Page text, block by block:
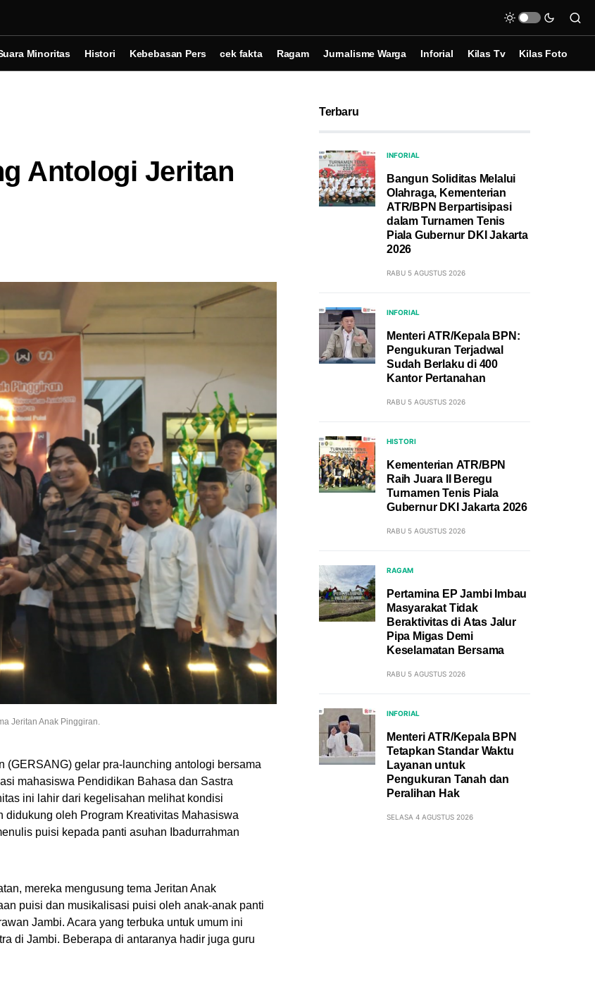
Minoritas Histori Kebebasan Pers cek fakta Ragam Jurnalisme Warga Inforial Kilas Tv Kilas Foto
Antologi Jeritan
Jeritan Anak Pinggiran.
(GERSANG) gelar pra-launching antologi bersama
mahasiswa Pendidikan Bahasa dan Sastra
ini lahir dari kegelisahan melihat kondisi
didukung oleh Program Kreativitas Mahasiswa
puisi kepada panti asuhan Ibadurrahman
mereka mengusung tema Jeritan Anak
puisi dan musikalisasi puisi oleh anak-anak panti
Jambi. Acara yang terbuka untuk umum ini
di Jambi. Beberapa di antaranya hadir juga guru
Terbaru
INFORIAL
Bangun Soliditas Melalui
Olahraga, Kementerian
ATR/BPN Berpartisipasi
dalam Turnamen Tenis
Piala Gubernur DKI Jakarta
2026
RABU 5 AGUSTUS 2026
INFORIAL
Menteri ATR/Kepala BPN:
Pengukuran Terjadwal
Sudah Berlaku di 400
Kantor Pertanahan
RABU 5 AGUSTUS 2026
HISTORI
Kementerian ATR/BPN
Raih Juara II Beregu
Turnamen Tenis Piala
Gubernur DKI Jakarta 2026
RABU 5 AGUSTUS 2026
RAGAM
Pertamina EP Jambi Imbau
Masyarakat Tidak
Beraktivitas di Atas Jalur
Pipa Migas Demi
Keselamatan Bersama
RABU 5 AGUSTUS 2026
INFORIAL
Menteri ATR/Kepala BPN
Tetapkan Standar Waktu
Layanan untuk
Pengukuran Tanah dan
Peralihan Hak
SELASA 4 AGUSTUS 2026